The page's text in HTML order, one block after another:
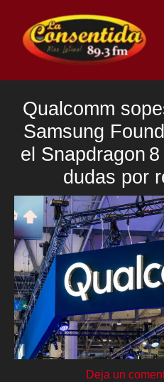
contenido
Qualcomm
Samsung
el Snapdragon
dudas por
Deja un